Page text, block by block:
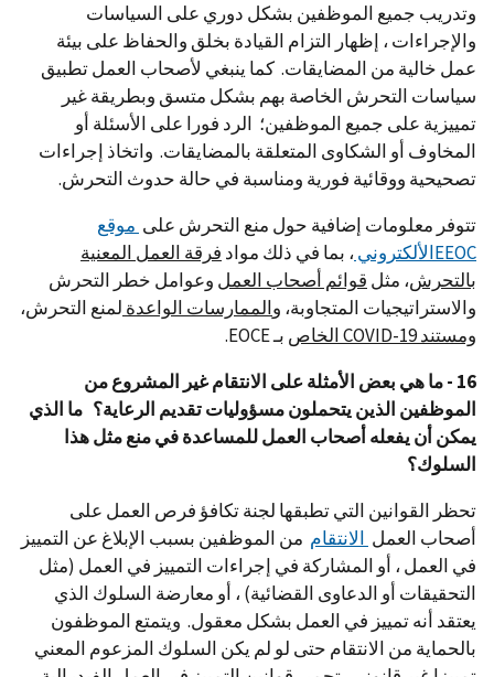
وتدريب جميع الموظفين بشكل دوري على السياسات
والإجراءات ، إظهار التزام القيادة بخلق والحفاظ على بيئة
عمل خالية من المضايقات. كما ينبغي لأصحاب العمل تطبيق
سياسات التحرش الخاصة بهم بشكل متسق وبطريقة غير
تمييزية على جميع الموظفين؛ الرد فورا على الأسئلة أو
المخاوف أو الشكاوى المتعلقة بالمضايقات. واتخاذ إجراءات
تصحيحية ووقائية فورية ومناسبة في حالة حدوث التحرش.
تتوفر معلومات إضافية حول منع التحرش على موقع
EEOCالألكتروني
، بما في ذلك مواد فرقة العمل المعنية
بالتحرش، مثل قوائم أصحاب العمل وعوامل خطر التحرش
والاستراتيجيات المتجاوبة، والممارسات الواعدة لمنع التحرش،
ومستند COVID-19 الخاص
بـ EOCE.
16 - ما هي بعض الأمثلة على الانتقام غير المشروع من
الموظفين الذين يتحملون مسؤوليات تقديم الرعاية؟ ما الذي
يمكن أن يفعله أصحاب العمل للمساعدة في منع مثل هذا
السلوك؟
تحظر القوانين التي تطبقها لجنة تكافؤ فرص العمل على
أصحاب العمل الانتقام من الموظفين بسبب الإبلاغ عن التمييز
في العمل ، أو المشاركة في إجراءات التمييز في العمل (مثل
التحقيقات أو الدعاوى القضائية) ، أو معارضة السلوك الذي
يعتقد أنه تمييز في العمل بشكل معقول. ويتمتع الموظفون
بالحماية من الانتقام حتى لو لم يكن السلوك المزعوم المعني